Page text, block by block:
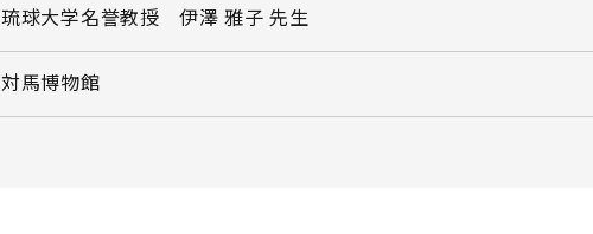
琉球大学名誉教授 伊澤 雅子 先生
対馬博物館